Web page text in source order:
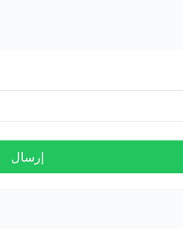
إرسال